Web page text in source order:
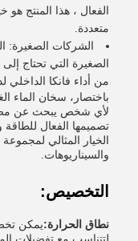
الفعال ، هذا المنتج هو
متعددة.
الشركات الصغيرة:
الصغيرة التي تحتاج
من أداء فانكا الداخلي
باختصار، سخان الماء
لأي شخص يبحث عن
تصميمها الفعال للطاقة
الخيار المثالي
والسيناريوهات.
التخصيص:
نطاق الحرارة:يمكن